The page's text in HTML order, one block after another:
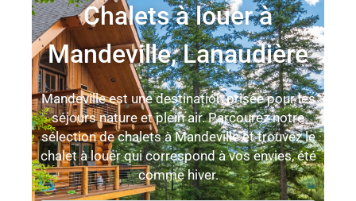
Chalets à louer à
Mandeville, Lanaudière
Mandeville est une destination prisée pour les
séjours nature et plein air. Parcourez notre
sélection de chalets à Mandeville et trouvez le
chalet à louer qui correspond à vos envies, été
comme hiver.